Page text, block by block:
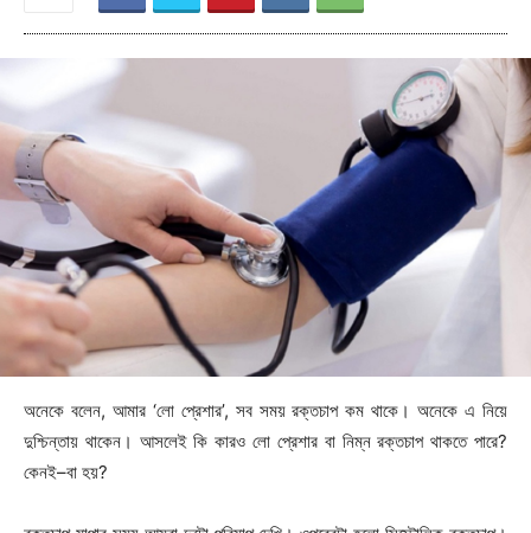
অনেকে বলেন, আমার ‘লো প্রেশার’, সব সময় রক্তচাপ কম থাকে। অনেকে এ নিয়ে
দুশ্চিন্তায় থাকেন। আসলেই কি কারও লো প্রেশার বা নিম্ন রক্তচাপ থাকতে পারে?
কেনই–বা হয়?